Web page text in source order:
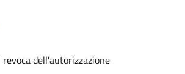
dell'autorizzazione